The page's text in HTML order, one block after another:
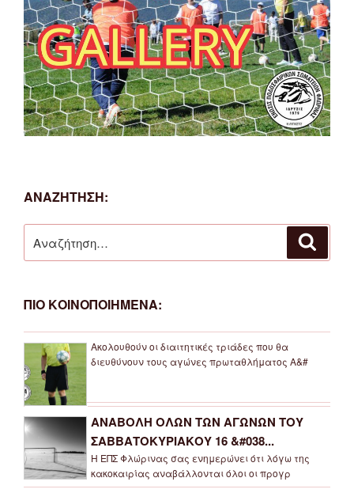
ΑΝΑΖΗΤΗΣΗ:
για:
ΠΙΟ ΚΟΙΝΟΠΟΙΗΜΕΝΑ:
Ακολουθούν οι διαιτητικές τριάδες που θα
διευθύνουν τους αγώνες πρωταθλήματος Α&#
ΑΝΑΒΟΛΗ ΟΛΩΝ ΤΩΝ ΑΓΩΝΩΝ ΤΟΥ
ΣΑΒΒΑΤΟΚΥΡΙΑΚΟΥ 16 &#038...
Η ΕΠΣ Φλώρινας σας ενημερώνει ότι λόγω της
κακοκαιρίας αναβάλλονται όλοι οι προγρ